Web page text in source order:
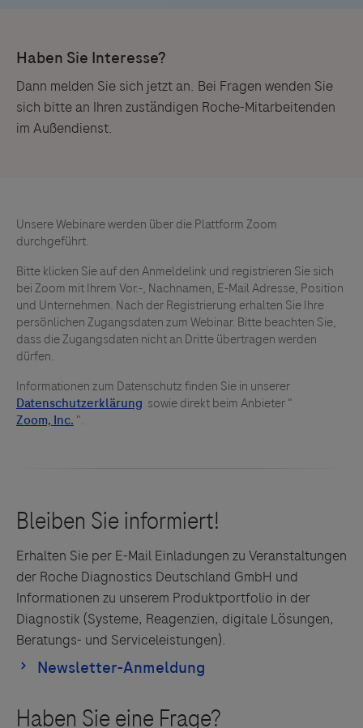
Dann melden Sie sich jetzt an. Bei Fragen wenden Sie
sich bitte an Ihren zuständigen Roche-Mitarbeitenden
im Außendienst.
Unsere Webinare werden über die Plattform Zoom
durchgeführt.
Bitte klicken Sie auf den Anmeldelink und registrieren Sie sich
bei Zoom mit Ihrem Vor.-, Nachnamen, E-Mail Adresse, Position
und Unternehmen. Nach der Registrierung erhalten Sie Ihre
persönlichen Zugangsdaten zum Webinar. Bitte beachten Sie,
dass die Zugangsdaten nicht an Dritte übertragen werden
dürfen.
Informationen zum Datenschutz finden Sie in unserer
sowie direkt beim Anbieter "
".
Erhalten Sie per E-Mail Einladungen zu Veranstaltungen
der Roche Diagnostics Deutschland GmbH und
Informationen zu unserem Produktportfolio in der
Diagnostik (Systeme, Reagenzien, digitale Lösungen,
Beratungs- und Serviceleistungen).